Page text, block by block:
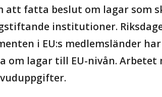
att fatta beslut om lagar som
institutioner.
i EU:s medlemsländer
om lagar till EU-nivån. Arbetet